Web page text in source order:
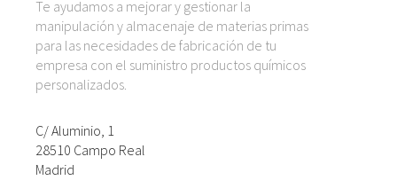
Te ayudamos a mejorar y gestionar la
manipulación y almacenaje de materias primas
para las necesidades de fabricación de tu
empresa con el suministro productos químicos
personalizados.
C/ Aluminio, 1
28510 Campo Real
Madrid